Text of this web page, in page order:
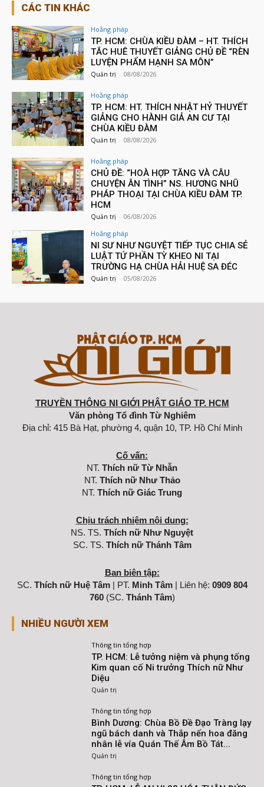
CÁC TIN KHÁC
Hoằng pháp
TP. HCM: CHÙA KIỀU ĐÀM – HT. THÍCH
TẮC HUÊ THUYẾT GIẢNG CHỦ ĐỀ “RÈN
LUYỆN PHẨM HẠNH SA MÔN”
Quản trị - 08/08/2026
Hoằng pháp
TP. HCM: HT. THÍCH NHẬT HỶ THUYẾT
GIẢNG CHO HÀNH GIẢ AN CƯ TẠI
CHÙA KIỀU ĐÀM
Quản trị - 08/08/2026
Hoằng pháp
CHỦ ĐỀ: “HOÀ HỢP TĂNG VÀ CÂU
CHUYỆN ÂN TÌNH” NS. HƯƠNG NHŨ
PHÁP THOẠI TẠI CHÙA KIỀU ĐÀM TP.
HCM
Quản trị - 06/08/2026
Hoằng pháp
NI SƯ NHƯ NGUYỆT TIẾP TỤC CHIA SẺ
LUẬT TỨ PHẦN TỲ KHEO NI TẠI
TRƯỜNG HẠ CHÙA HẢI HUỆ SA ĐÉC
Quản trị - 05/08/2026
TRUYỀN THÔNG NI GIỚI PHẬT GIÁO TP. HCM
Văn phòng Tổ đình Từ Nghiêm
Địa chỉ: 415 Bà Hạt, phường 4, quận 10, TP. Hồ Chí Minh
Cố vấn:
NT. Thích nữ Từ Nhẫn
NT. Thích nữ Như Thảo
NT. Thích nữ Giác Trung
Chịu trách nhiệm nội dung:
NS. TS. Thích nữ Như Nguyệt
SC. TS. Thích nữ Thánh Tâm
Ban biên tập:
SC. Thích nữ Huệ Tâm| PT. Minh Tâm| Liên hệ: 0909 804
760(SC. Thánh Tâm)
NHIỀU NGƯỜI XEM
Thông tin tổng hợp
TP. HCM: Lễ tưởng niệm và phụng tống
Kim quan cố Ni trưởng Thích nữ Như
Diệu
Quản trị
Thông tin tổng hợp
Bình Dương: Chùa Bồ Đề Đạo Tràng lạy
ngũ bách danh và Thắp nến hoa đăng
nhân lễ vía Quán Thế Âm Bồ Tát...
Quản trị
Thông tin tổng hợp